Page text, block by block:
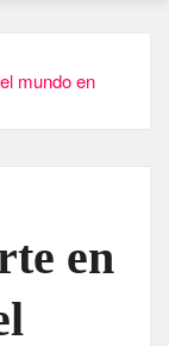
mundo en
en